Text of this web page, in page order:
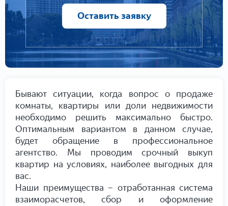
Оставить заявку
Бывают ситуации, когда вопрос о продаже
комнаты, квартиры или доли недвижимости
необходимо решить максимально быстро.
Оптимальным вариантом в данном случае,
будет обращение в профессиональное
агентство. Мы проводим срочный выкуп
квартир на условиях, наиболее выгодных для
вас.
Наши преимущества – отработанная система
взаиморасчетов, сбор и оформление